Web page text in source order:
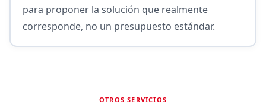
para proponer la solución que realmente
corresponde, no un presupuesto estándar.
OTROS SERVICIOS